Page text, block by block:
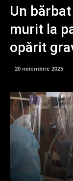
Un
murit la
opărit
20 noiembrie 2025